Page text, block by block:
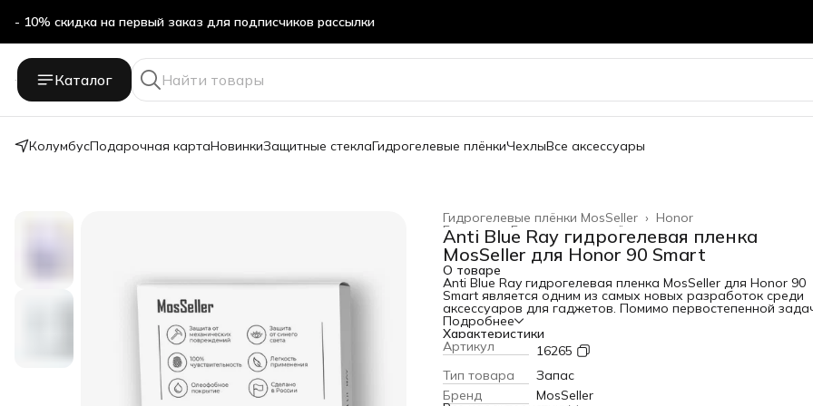
- 10% скидка на первый заказ для подписчиков рассылки
Бесплатная доставка в ПВЗ Яндекс Маркет
Каталог
КолумбусПодарочная картаНовинкиЗащитные стеклаГидрогелевые плёнкиЧехлыВсе аксессуары
Honor
Гидрогелевые плёнки MosSeller ›
Гидрогелевые плёнки ›
Главная ›
Anti Blue Ray гидрогелевая пленка
MosSeller для Honor 90 Smart
О товаре
Anti Blue Ray гидрогелевая пленка MosSeller для Honor 90
Smart является одним из самых новых разработок среди
аксессуаров для гаджетов. Помимо первостепенной
защиты экрана от сколов и царапин, гидрогелевая пленка
Blue Ray блокирует высокоэнергетический
синий свет, который вреден для глаз. Для создания этого
изделия используется качественный полимерный материал
высокой прочностью. За счет этого она защищает
появления царапин и потертостей. Среди главных
преимуществ этого материала: - устойчивость к
Подробнее
Характеристики
Артикул
16265
Тип товара
Запас
Бренд
MosSeller